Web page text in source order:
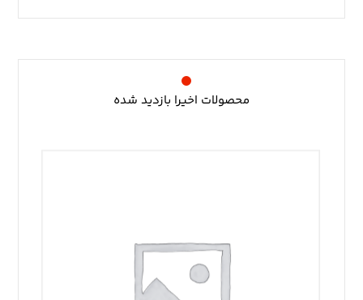
محصولات اخیرا بازدید شده